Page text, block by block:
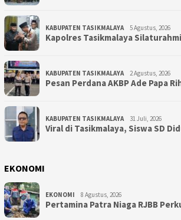
KABUPATEN TASIKMALAYA 5 Agustus, 2026
Kapolres Tasikmalaya
KABUPATEN TASIKMALAYA 2 Agustus, 2026
Pesan Perdana AKBP Ade Papa
KABUPATEN TASIKMALAYA 31 Juli, 2026
Viral di Tasikmalaya, Siswa SD
EKONOMI
EKONOMI 8 Agustus, 2026
Pertamina Patra Niaga RJBB